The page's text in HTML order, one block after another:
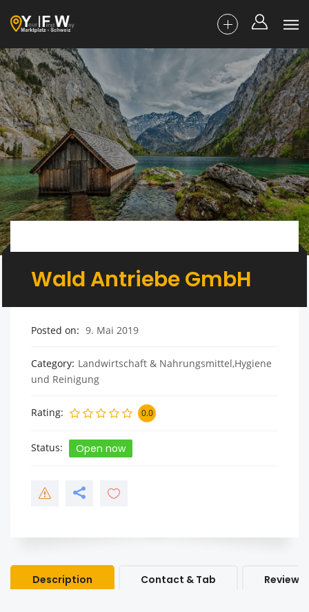
Wald Antriebe GmbH
Posted on 9. Mai 2019
Category Landwirtschaft & Nahrungsmittel,Hygiene
und Reinigung
Rating 0.0
Status Open now
Description Contact & Tab Review